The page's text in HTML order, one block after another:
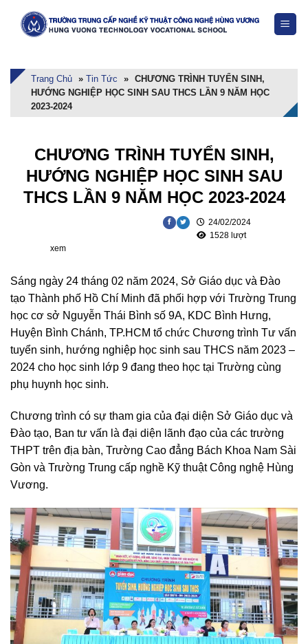
Trang Chủ » Tin Tức » CHƯƠNG TRÌNH TUYỂN SINH,
HƯỚNG NGHIỆP HỌC SINH SAU THCS LẦN 9 NĂM HỌC
2023-2024
CHƯƠNG TRÌNH TUYỂN SINH,
HƯỚNG NGHIỆP HỌC SINH SAU
THCS LẦN 9 NĂM HỌC 2023-2024
24/02/2024
1528 lượt
xem
Sáng ngày 24 tháng 02 năm 2024, Sở Giáo dục và Đào
tạo Thành phố Hồ Chí Minh đã phối hợp với Trường Trung
học cơ sở Nguyễn Thái Bình số 9A, KDC Bình Hưng,
Huyện Bình Chánh, TP.HCM tổ chức Chương trình Tư vấn
tuyển sinh, hướng nghiệp học sinh sau THCS năm 2023 –
2024 cho học sinh lớp 9 đang theo học tại Trường cùng
phụ huynh học sinh.
Chương trình có sự tham gia của đại diện Sở Giáo dục và
Đào tạo, Ban tư vấn là đại diện lãnh đạo của các trường
THPT trên địa bàn, Trường Cao đẳng Bách Khoa Nam Sài
Gòn và Trường Trung cấp nghề Kỹ thuật Công nghệ Hùng
Vương.